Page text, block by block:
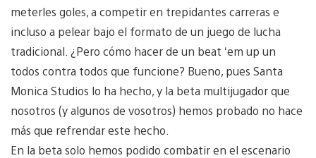
meterles goles, a competir en trepidantes carreras e
incluso a pelear bajo el formato de un juego de lucha
tradicional. ¿Pero cómo hacer de un beat ‘em up un
todos contra todos que funcione? Bueno, pues Santa
Monica Studios lo ha hecho, y la beta multijugador que
nosotros (y algunos de vosotros) hemos probado no hace
más que refrendar este hecho.
En la beta solo hemos podido combatir en el escenario